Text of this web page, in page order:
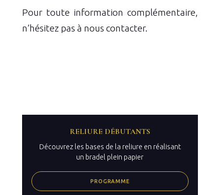
Pour toute information complémentaire,
n’hésitez pas à nous contacter.
RELIURE DÉBUTANTS
Découvrez les bases de la reliure en réalisant
un bradel plein papier
PROGRAMME